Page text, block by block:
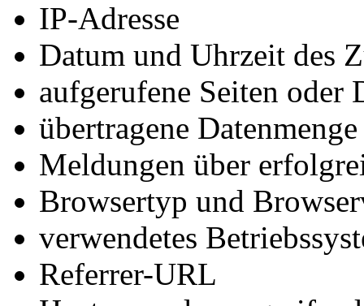
IP-Adresse
Datum und Uhrzeit des
aufgerufene Seiten oder
übertragene Datenmenge
Meldungen über
Browsertyp und
verwendetes
Referrer-URL